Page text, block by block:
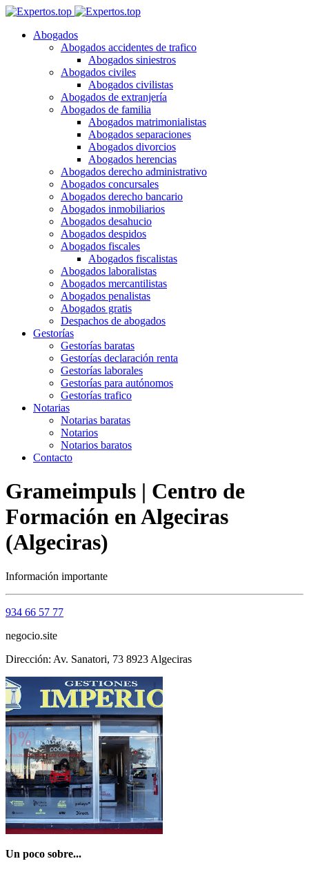
Abogados
Abogados accidentes de trafico
Abogados siniestros
Abogados civiles
Abogados civilistas
Abogados de extranjería
Abogados de familia
Abogados matrimonialistas
Abogados separaciones
Abogados divorcios
Abogados herencias
Abogados derecho administrativo
Abogados concursales
Abogados derecho bancario
Abogados inmobiliarios
Abogados desahucio
Abogados despidos
Abogados fiscales
Abogados fiscalistas
Abogados laboralistas
Abogados mercantilistas
Abogados penalistas
Abogados gratis
Despachos de abogados
Gestorías
Gestorías baratas
Gestorías declaración renta
Gestorías laborales
Gestorías para autónomos
Gestorías trafico
Notarias
Notarias baratas
Notarios
Notarios baratos
Contacto
Grameimpuls | Centro de
Formación en Algeciras
(Algeciras)
Información importante
934 66 57 77
negocio.site
Dirección: Av. Sanatori, 73 8923 Algeciras
Un poco sobre...